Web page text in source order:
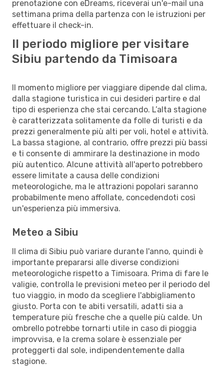
prenotazione con eDreams, riceverai un'e-mail una
settimana prima della partenza con le istruzioni per
effettuare il check-in.
Il periodo migliore per visitare
Sibiu partendo da Timisoara
Il momento migliore per viaggiare dipende dal clima,
dalla stagione turistica in cui desideri partire e dal
tipo di esperienza che stai cercando. L’alta stagione
è caratterizzata solitamente da folle di turisti e da
prezzi generalmente più alti per voli, hotel e attività.
La bassa stagione, al contrario, offre prezzi più bassi
e ti consente di ammirare la destinazione in modo
più autentico. Alcune attività all'aperto potrebbero
essere limitate a causa delle condizioni
meteorologiche, ma le attrazioni popolari saranno
probabilmente meno affollate, concedendoti così
un'esperienza più immersiva.
Meteo a Sibiu
Il clima di Sibiu può variare durante l'anno, quindi è
importante prepararsi alle diverse condizioni
meteorologiche rispetto a Timisoara. Prima di fare le
valigie, controlla le previsioni meteo per il periodo del
tuo viaggio, in modo da scegliere l'abbigliamento
giusto. Porta con te abiti versatili, adatti sia a
temperature più fresche che a quelle più calde. Un
ombrello potrebbe tornarti utile in caso di pioggia
improvvisa, e la crema solare è essenziale per
proteggerti dal sole, indipendentemente dalla
stagione.